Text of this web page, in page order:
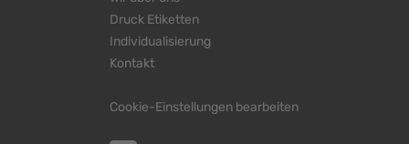
Druck Etiketten
Individualisierung
Kontakt
Cookie-Einstellungen bearbeiten